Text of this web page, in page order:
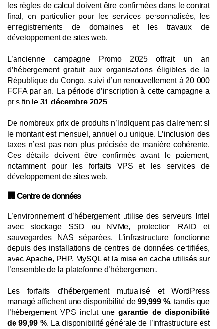
les règles de calcul doivent être confirmées dans le contrat
final, en particulier pour les services personnalisés, les
enregistrements de domaines et les travaux de
développement de sites web.
L’ancienne campagne Promo 2025 offrait un an
d’hébergement gratuit aux organisations éligibles de la
République du Congo, suivi d’un renouvellement à 20 000
FCFA par an. La période d’inscription à cette campagne a
pris fin le 31 décembre 2025.
De nombreux prix de produits n’indiquent pas clairement si
le montant est mensuel, annuel ou unique. L’inclusion des
taxes n’est pas non plus précisée de manière cohérente.
Ces détails doivent être confirmés avant le paiement,
notamment pour les forfaits VPS et les services de
développement de sites web.
🏢 Centre de données
L’environnement d’hébergement utilise des serveurs Intel
avec stockage SSD ou NVMe, protection RAID et
sauvegardes NAS séparées. L’infrastructure fonctionne
depuis des installations de centres de données certifiées,
avec Apache, PHP, MySQL et la mise en cache utilisés sur
l’ensemble de la plateforme d’hébergement.
Les forfaits d’hébergement mutualisé et WordPress
managé affichent une disponibilité de 99,999 %, tandis que
l’hébergement VPS inclut unegarantie de disponibilité
de 99,99 %. La disponibilité générale de l’infrastructure est